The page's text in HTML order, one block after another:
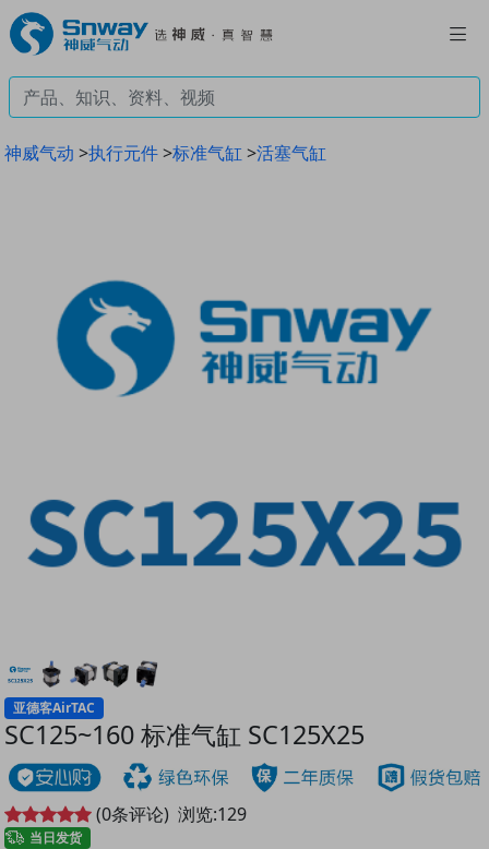
神威气动 >执行元件>标准气缸 >活塞气缸
亚德客AirTAC
SC125~160 标准气缸 SC125X25
(0条评论) 浏览:129
当日发货